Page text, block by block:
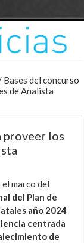
Bases del concurso
de Analista
proveer los
el marco del
del Plan de
año 2024
centrada
de